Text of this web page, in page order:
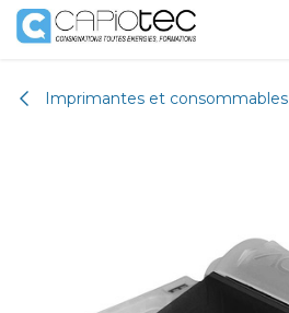
Skip to Content
Imprimantes et consommables